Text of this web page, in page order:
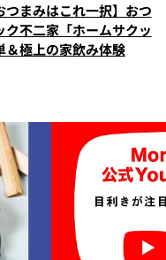
つまみはこれ一択】おつ
ク不二家「ホームサクッ
＆極上の家飲み体験